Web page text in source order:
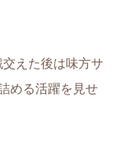
えた後は味方サ
める活躍を見せ